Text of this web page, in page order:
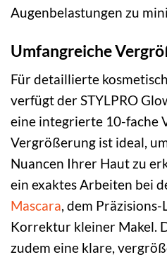
Augenbelastungen zu
Umfangreiche
Für detaillierte
verfügt der STYLPRO
eine integrierte 10-fache
Vergrößerung ist ideal,
Nuancen Ihrer Haut zu
ein exaktes Arbeiten bei
Mascara, dem
Korrektur kleiner Makel.
zudem eine klare,